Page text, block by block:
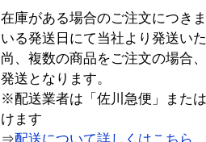
在庫がある場合のご注文につき
いる発送日にて当社より発送い
尚、複数の商品をご注文の場合
発送となります。
※配送業者は「佐川急便」また
けます